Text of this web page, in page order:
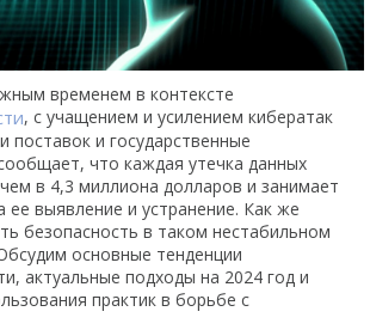
временем в контексте
, с учащением и усилением кибератак
поставок и государственные
что каждая утечка данных
в 4,3 миллиона долларов и занимает
ее выявление и устранение. Как же
безопасность в таком нестабильном
основные тенденции
актуальные подходы на 2024 год и
практик в борьбе с